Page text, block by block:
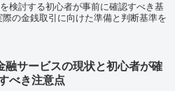
検討する初心者が事前に確認すべき基
の金銭取引に向けた準備と判断基準を
融サービスの現状と初心者が確
べき注意点